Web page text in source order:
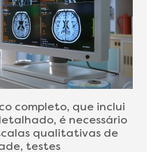
completo, que inclui
é necessário
qualitativas de
testes